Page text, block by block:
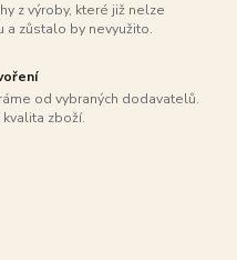
z výroby, které již nelze
a zůstalo by nevyužito.
od vybraných dodavatelů.
zboží.